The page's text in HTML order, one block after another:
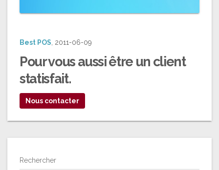
Best POS , 2011-06-09
Pour vous aussi être un client
statisfait.
Nous contacter
Rechercher